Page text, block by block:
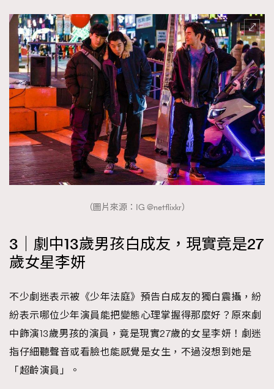
AFrenchMind
DressLikeAParisienne
EmpowerF
FashionWeek FigaroAesthetic
（圖片來源：IG @netflixkr）
3｜劇中13歲男孩白成友，現實竟是27
歲女星李妍
不少劇迷表示被《少年法庭》預告白成友的獨白震攝，紛
紛表示哪位少年演員能把變態心理掌握得那麼好？原來劇
中飾演13歲男孩的演員，竟是現實27歲的女星李妍！劇迷
指仔細聽聲音或看臉也能感覺是女生，不過沒想到她是
「超齡演員」。